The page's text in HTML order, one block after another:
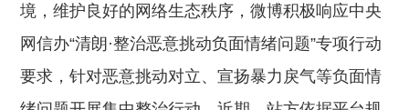
境，维护良好的网络生态秩序，微博积极响应中央
网信办“清朗·整治恶意挑动负面情绪问题”专项行动
要求，针对恶意挑动对立、宣扬暴力戾气等负面情